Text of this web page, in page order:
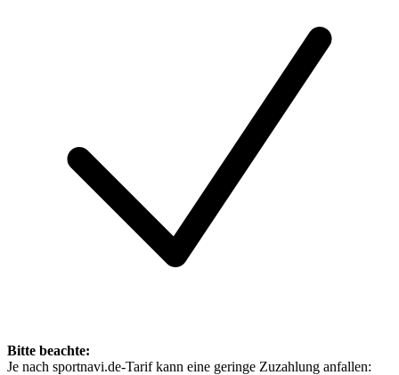
Bitte beachte:
Je nach sportnavi.de-Tarif kann eine geringe Zuzahlung anfallen: